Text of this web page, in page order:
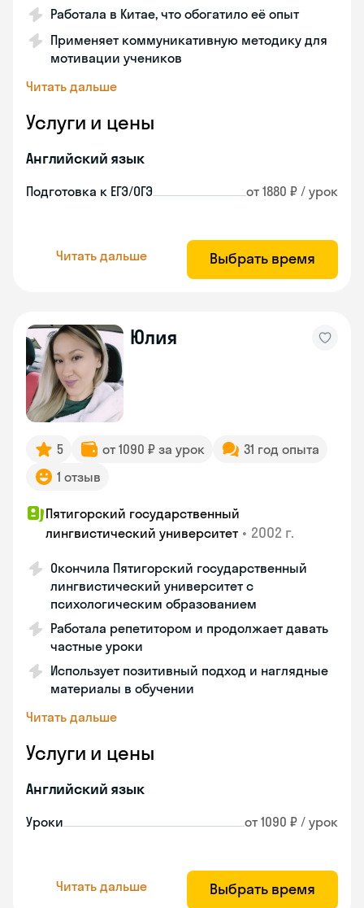
Работала в Китае, что обогатило её опыт
Применяет коммуникативную методику для
мотивации учеников
Читать дальше
Услуги и цены
Английский язык
Подготовка к ЕГЭ/ОГЭ от 1880 ₽ / урок
Читать дальше Выбрать время
Юлия
5 от 1090 ₽ за урок
31 год опыта
1 отзыв
Пятигорский государственный
лингвистический университет • 2002 г.
Окончила Пятигорский государственный
лингвистический университет с
психологическим образованием
Работала репетитором и продолжает давать
частные уроки
Использует позитивный подход и наглядные
материалы в обучении
Читать дальше
Услуги и цены
Английский язык
Уроки от 1090 ₽ / урок
Читать дальше Выбрать время